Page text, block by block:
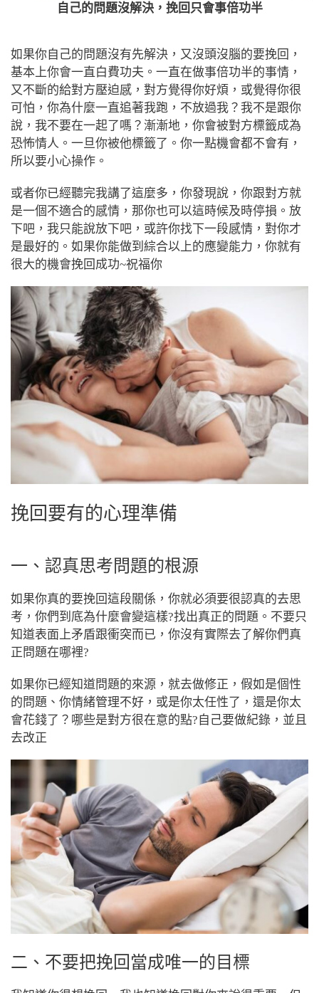
自己的問題沒解決，挽回只會事倍功半
如果你自己的問題沒有先解決，又沒頭沒腦的要挽回，
基本上你會一直白費功夫。一直在做事倍功半的事情，
又不斷的給對方壓迫感，對方覺得你好煩，或覺得你很
可怕，你為什麼一直追著我跑，不放過我？我不是跟你
說，我不要在一起了嗎？漸漸地，你會被對方標籤成為
恐怖情人。一旦你被他標籤了。你一點機會都不會有，
所以要小心操作。
或者你已經聽完我講了這麼多，你發現說，你跟對方就
是一個不適合的感情，那你也可以這時候及時停損。放
下吧，我只能說放下吧，或許你找下一段感情，對你才
是最好的。如果你能做到綜合以上的應變能力，你就有
很大的機會挽回成功~祝福你
挽回要有的心理準備
一、認真思考問題的根源
如果你真的要挽回這段關係，你就必須要很認真的去思
考，你們到底為什麼會變這樣?找出真正的問題。不要只
知道表面上矛盾跟衝突而已，你沒有實際去了解你們真
正問題在哪裡?
如果你已經知道問題的來源，就去做修正，假如是個性
的問題、你情緒管理不好，或是你太任性了，還是你太
會花錢了？哪些是對方很在意的點?自己要做紀錄，並且
去改正
二、不要把挽回當成唯一的目標